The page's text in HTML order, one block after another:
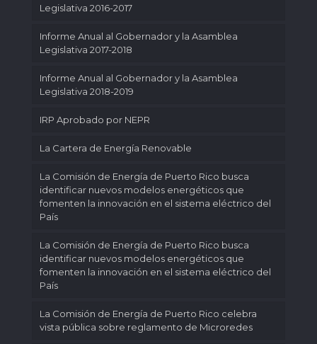
Legislativa 2016-2017
Informe Anual al Gobernador y la Asamblea
Legislativa 2017-2018
Informe Anual al Gobernador y la Asamblea
Legislativa 2018-2019
IRP Aprobado por NEPR
La Cartera de Energía Renovable
La Comisión de Energía de Puerto Rico busca
identificar nuevos modelos energéticos que
fomenten la innovación en el sistema eléctrico del
País
La Comisión de Energía de Puerto Rico busca
identificar nuevos modelos energéticos que
fomenten la innovación en el sistema eléctrico del
País
La Comisión de Energía de Puerto Rico celebra
vista pública sobre reglamento de Microredes